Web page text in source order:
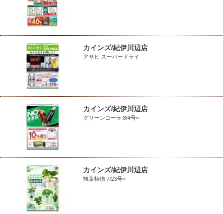
カインズ/紀伊川辺店
アサヒ スーパードライ
カインズ/紀伊川辺店
グリーンコーラ 8/4号○
カインズ/紀伊川辺店
観葉植物 7/23号○